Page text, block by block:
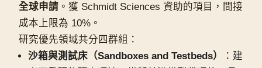
全球申請 。獲 Schmidt Sciences 資助的項目，間接
成本上限為 10%。
研究優先領域共分四群組：
沙箱與測試床（Sandboxes and Testbeds）
：建